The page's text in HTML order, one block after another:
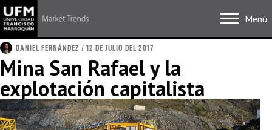
Menú
DANIEL FERNÁNDEZ / 12 DE JULIO DEL 2017
Mina San Rafael y la
explotación capitalista